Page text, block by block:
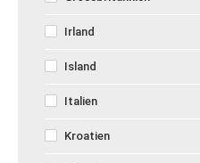
Irland
Island
Italien
Kroatien